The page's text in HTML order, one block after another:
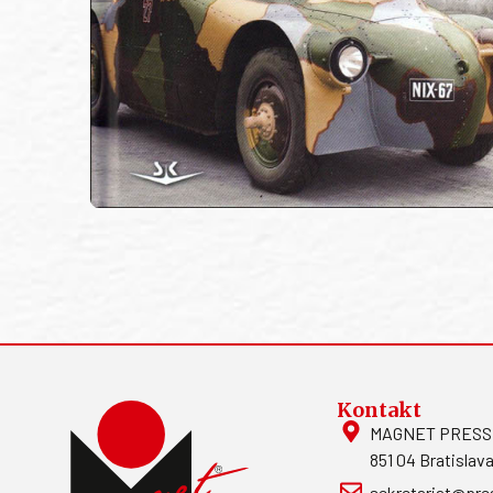
Kontakt
MAGNET
851 04